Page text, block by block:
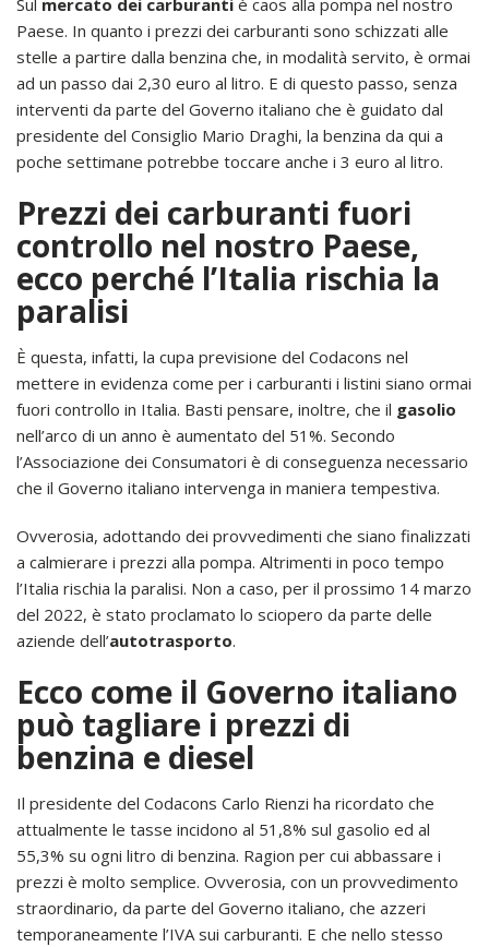
Paese. In quanto i prezzi dei carburanti sono schizzati alle
stelle a partire dalla benzina che, in modalità servito, è ormai
ad un passo dai 2,30 euro al litro. E di questo passo, senza
interventi da parte del Governo italiano che è guidato dal
presidente del Consiglio Mario Draghi, la benzina da qui a
poche settimane potrebbe toccare anche i 3 euro al litro.
Prezzi dei carburanti fuori
controllo nel nostro Paese,
ecco perché l’Italia rischia la
paralisi
È questa, infatti, la cupa previsione del Codacons nel
mettere in evidenza come per i carburanti i listini siano ormai
fuori controllo in Italia. Basti pensare, inoltre, che il gasolio
nell’arco di un anno è aumentato del 51%. Secondo
l’Associazione dei Consumatori è di conseguenza necessario
che il Governo italiano intervenga in maniera tempestiva.
Ovverosia, adottando dei provvedimenti che siano finalizzati
a calmierare i prezzi alla pompa. Altrimenti in poco tempo
l’Italia rischia la paralisi. Non a caso, per il prossimo 14 marzo
del 2022, è stato proclamato lo sciopero da parte delle
aziende dell’autotrasporto.
Ecco come il Governo italiano
può tagliare i prezzi di
benzina e diesel
Il presidente del Codacons Carlo Rienzi ha ricordato che
attualmente le tasse incidono al 51,8% sul gasolio ed al
55,3% su ogni litro di benzina. Ragion per cui abbassare i
prezzi è molto semplice. Ovverosia, con un provvedimento
straordinario, da parte del Governo italiano, che azzeri
temporaneamente l’IVA sui carburanti. E che nello stesso